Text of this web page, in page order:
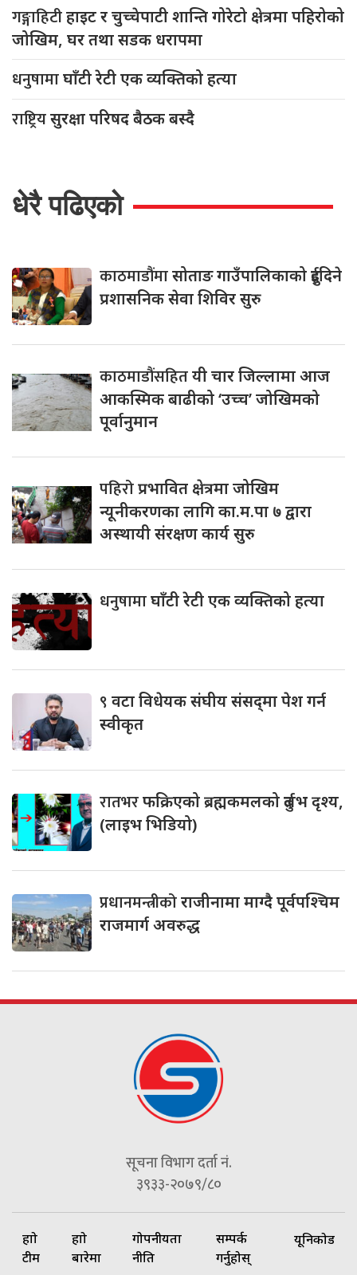
गङ्गाहिटीहाइट र चुच्चेपाटी शान्ति गोरेटो क्षेत्रमा पहिरोको
जोखिम, घर तथा सडक धरापमा
धनुषामाघाँटी रेटी एक व्यक्तिको हत्या
राष्ट्रियसुरक्षा परिषद बैठक बस्दै
धेरै पढिएको
काठमाडौंमासोताङ गाउँपालिकाको दुईदिने
प्रशासनिक सेवा शिविर सुरु
काठमाडौंसहितयी चार जिल्लामा आज
आकस्मिक बाढीको ‘उच्च’ जोखिमको
पूर्वानुमान
पहिरोप्रभावित क्षेत्रमा जोखिम
न्यूनीकरणका लागि का.म.पा ७ द्वारा
अस्थायी संरक्षण कार्य सुरु
धनुषामाघाँटी रेटी एक व्यक्तिको हत्या
९ वटा विधेयक संघीय संसद्‌मा पेश गर्न
स्वीकृत
रातभरफक्रिएको ब्रह्मकमलको दुर्लभ दृश्य,
(लाइभ भिडियो)
प्रधानमन्त्रीकोराजीनामा माग्दै पूर्वपश्चिम
राजमार्ग अवरुद्ध
सूचना विभाग दर्ता नं.
३९३३-२०७९/८०
हाम्रो
टीम
हाम्रो
बारेमा
गोपनीयता
नीति
सम्पर्क
गर्नुहोस्
यूनिकोड